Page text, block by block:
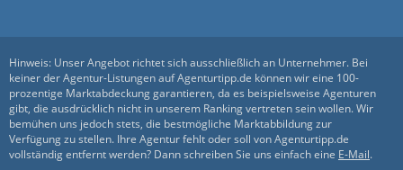
Hinweis: Unser Angebot richtet sich ausschließlich an Unternehmer. Bei
keiner der Agentur-Listungen auf Agenturtipp.de können wir eine 100-
prozentige Marktabdeckung garantieren, da es beispielsweise Agenturen
gibt, die ausdrücklich nicht in unserem Ranking vertreten sein wollen. Wir
bemühen uns jedoch stets, die bestmögliche Marktabbildung zur
Verfügung zu stellen. Ihre Agentur fehlt oder soll von Agenturtipp.de
vollständig entfernt werden? Dann schreiben Sie uns einfach eine E-Mail.